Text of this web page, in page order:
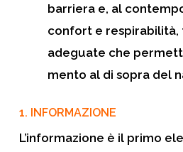
barriera e, al
confort e respirabilità,
adeguate che
mento al di sopra del
1. INFORMAZIONE
L’informazione è il primo